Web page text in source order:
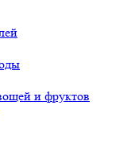
и фруктов